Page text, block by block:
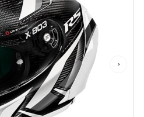
店舗を探す
採用情報
古物営業法に基づく表示/保険勧誘
方針
>